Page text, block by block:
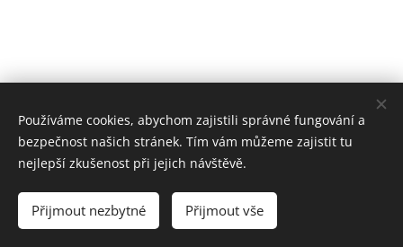
Obrázky poskytlPexels
Vytvořeno službou Webnode
Používáme cookies, abychom zajistili správné fungování a
bezpečnost našich stránek. Tím vám můžeme zajistit tu
nejlepší zkušenost při jejich návštěvě.
Přijmout nezbytné Přijmout vše